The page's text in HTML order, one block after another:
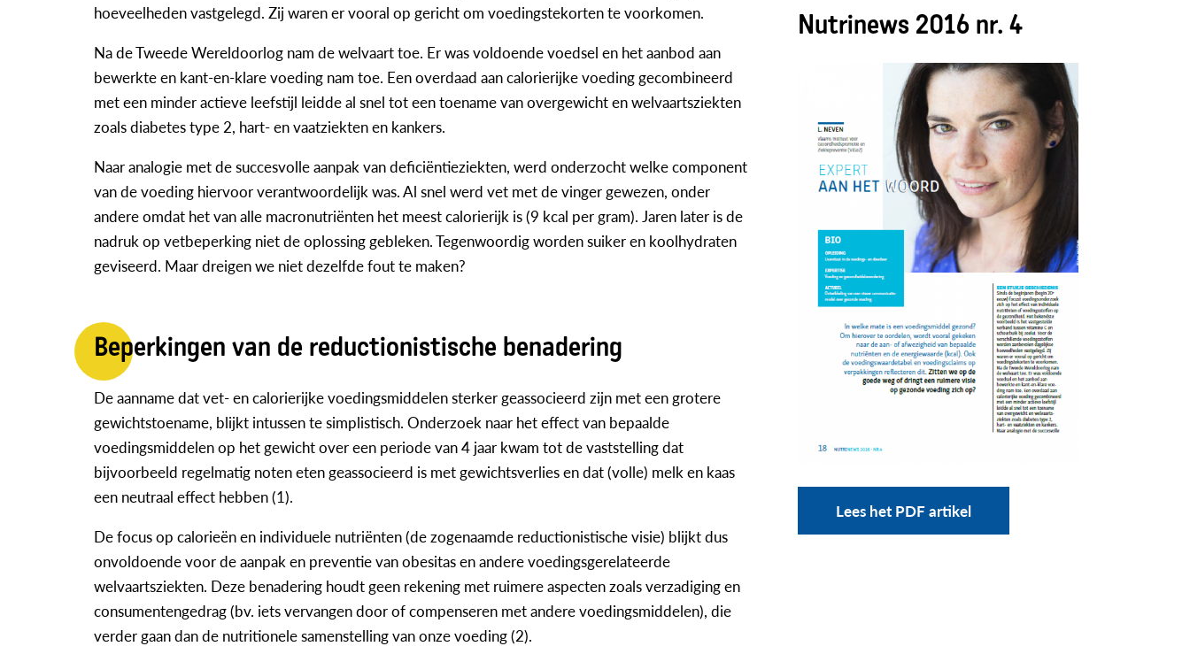
hoeveelheden vastgelegd. Zij waren er vooral op gericht om voedingstekorten te voorkomen.
Na de Tweede Wereldoorlog nam de welvaart toe. Er was voldoende voedsel en het aanbod aan
bewerkte en kant-en-klare voeding nam toe. Een overdaad aan calorierijke voeding gecombineerd
met een minder actieve leefstijl leidde al snel tot een toename van overgewicht en welvaartsziekten
zoals diabetes type 2, hart- en vaatziekten en kankers.
Naar analogie met de succesvolle aanpak van deficiëntieziekten, werd onderzocht welke component
van de voeding hiervoor verantwoordelijk was. Al snel werd vet met de vinger gewezen, onder
andere omdat het van alle macronutriënten het meest calorierijk is (9 kcal per gram). Jaren later is de
nadruk op vetbeperking niet de oplossing gebleken. Tegenwoordig worden suiker en koolhydraten
geviseerd. Maar dreigen we niet dezelfde fout te maken?
Beperkingen van de reductionistische benadering
De aanname dat vet- en calorierijke voedingsmiddelen sterker geassocieerd zijn met een grotere
gewichtstoename, blijkt intussen te simplistisch. Onderzoek naar het effect van bepaalde
voedingsmiddelen op het gewicht over een periode van 4 jaar kwam tot de vaststelling dat
bijvoorbeeld regelmatig noten eten geassocieerd is met gewichtsverlies en dat (volle) melk en kaas
een neutraal effect hebben (1).
De focus op calorieën en individuele nutriënten (de zogenaamde reductionistische visie) blijkt dus
onvoldoende voor de aanpak en preventie van obesitas en andere voedingsgerelateerde
welvaartsziekten. Deze benadering houdt geen rekening met ruimere aspecten zoals verzadiging en
consumentengedrag (bv. iets vervangen door of compenseren met andere voedingsmiddelen), die
verder gaan dan de nutritionele samenstelling van onze voeding (2).
Nutrinews 2016 nr. 4
Lees het PDF artikel